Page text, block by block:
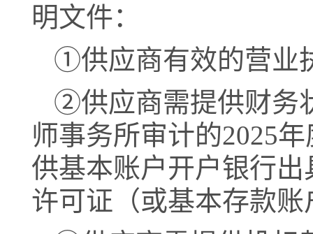
明文件：
①供应商有效的营业
②供应商需提供财务
师事务所审计的2025年
供基本账户开户银行
许可证（或基本存款